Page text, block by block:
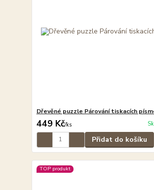
Dřevěné puzzle Párování tiskacích
449 Kč/ks
Přidat do košíku
TOP produkt